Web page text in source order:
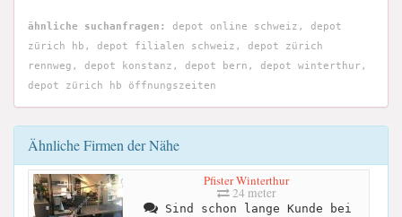
ähnliche suchanfragen:
depot online schweiz, depot
zürich hb, depot filialen schweiz, depot zürich
rennweg, depot konstanz, depot bern, depot winterthur,
depot zürich hb öffnungszeiten
Ähnliche Firmen der Nähe
Pfister Winterthur
24 meter
Sind schon lange Kunde bei